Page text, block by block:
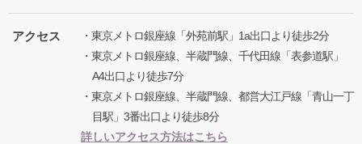
アクセス
・東京メトロ銀座線「外苑前駅」1a出口より徒歩2分
・東京メトロ銀座線、半蔵門線、千代田線「表参道駅」
A4出口より徒歩7分
・東京メトロ銀座線、半蔵門線、都営大江戸線「青山一丁
目駅」3番出口より徒歩8分
詳しいアクセス方法はこちら